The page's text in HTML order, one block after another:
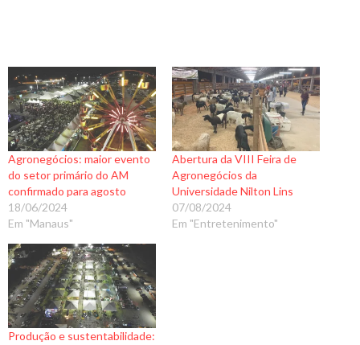
Agronegócios: maior evento
do setor primário do AM
confirmado para agosto
18/06/2024
Em "Manaus"
Abertura da VIII Feira de
Agronegócios da
Universidade Nilton Lins
07/08/2024
Em "Entretenimento"
Produção e sustentabilidade: